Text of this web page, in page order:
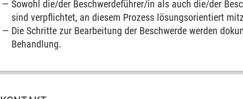
Sowohl die/der Beschwerdeführer/in als auch die/der
sind verpflichtet, an diesem Prozess lösungsorientiert
Die Schritte zur Bearbeitung der Beschwerde werden
Behandlung.